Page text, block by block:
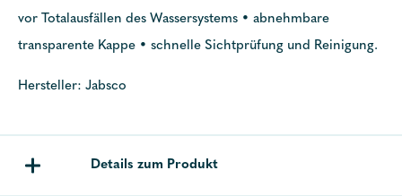
vor Totalausfällen des Wassersystems • abnehmbare
transparente Kappe • schnelle Sichtprüfung und Reinigung.
Hersteller: Jabsco
Details zum Produkt